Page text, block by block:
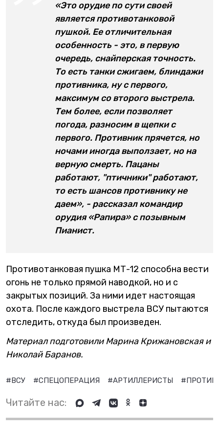
«Это орудие по сути своей
является противотанковой
пушкой. Ее отличительная
особенность - это, в первую
очередь, снайперская точность.
То есть танки сжигаем, блиндажи
противника, ну с первого,
максимум со второго выстрела.
Тем более, если позволяет
погода, разносим в щепки с
первого. Противник прячется, но
ночами иногда выползает, но на
верную смерть. Пацаны
работают, "птичники" работают,
то есть шансов противнику не
даем», - рассказал командир
орудия «Рапира» с позывным
Пианист.
Противотанковая пушка МТ-12 способна вести
огонь не только прямой наводкой, но и с
закрытых позиций. За ними идет настоящая
охота. После каждого выстрела ВСУ пытаются
отследить, откуда был произведен.
Материал подготовили Марина Крижановская и
Николай Баранов.
#ВСУ #СПЕЦОПЕРАЦИЯ #АРТИЛЛЕРИСТЫ
Читайте нас: